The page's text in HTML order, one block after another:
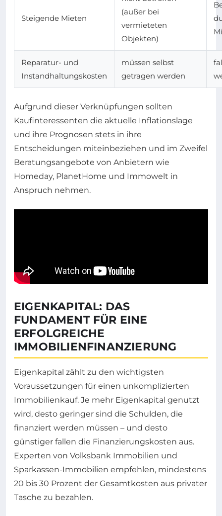
Steigende Mieten
(außer bei
vermieteten
Objekten)
Reparatur- und
Instandhaltungskosten
müssen selbst
getragen werden
Aufgrund dieser Verknüpfungen sollten
Kaufinteressenten die aktuelle Inflationslage
und ihre Prognosen stets in ihre
Entscheidungen miteinbeziehen und im Zweifel
Beratungsangebote von Anbietern wie
Homeday, PlanetHome und Immowelt in
Anspruch nehmen.
EIGENKAPITAL: DAS
FUNDAMENT FÜR EINE
ERFOLGREICHE
IMMOBILIENFINANZIERUNG
Eigenkapital zählt zu den wichtigsten
Voraussetzungen für einen unkomplizierten
Immobilienkauf. Je mehr Eigenkapital genutzt
wird, desto geringer sind die Schulden, die
finanziert werden müssen – und desto
günstiger fallen die Finanzierungskosten aus.
Experten von Volksbank Immobilien und
Sparkassen-Immobilien empfehlen, mindestens
20 bis 30 Prozent der Gesamtkosten aus privater
Tasche zu bezahlen.